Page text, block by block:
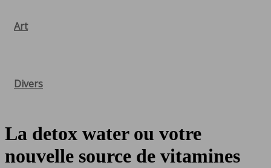
Art
Divers
La detox water ou votre
nouvelle source de vitamines